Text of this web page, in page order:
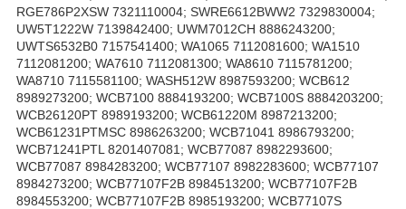
RGE786P2XSW 7321110004; SWRE6612BWW2 7329830004;
UW5T1222W 7139842400; UWM7012CH 8886243200;
UWTS6532B0 7157541400; WA1065 7112081600; WA1510
7112081200; WA7610 7112081300; WA8610 7115781200;
WA8710 7115581100; WASH512W 8987593200; WCB612
8989273200; WCB7100 8884193200; WCB7100S 8884203200;
WCB26120PT 8989193200; WCB61220M 8987213200;
WCB61231PTMSC 8986263200; WCB71041 8986793200;
WCB71241PTL 8201407081; WCB77087 8982293600;
WCB77087 8984283200; WCB77107 8982283600; WCB77107
8984273200; WCB77107F2B 8984513200; WCB77107F2B
8984553200; WCB77107F2B 8985193200; WCB77107S